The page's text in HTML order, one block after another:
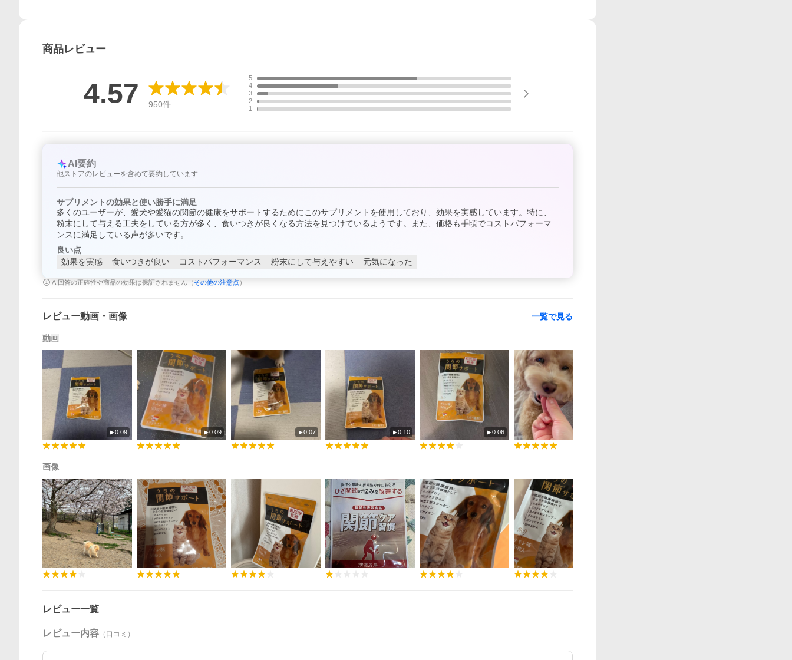
商品レビュー
4.57 950件
5
4
3
2
1
AI要約
他ストアのレビューを含めて要約しています
サプリメントの効果と使い勝手に満足
多くのユーザーが、愛犬や愛猫の関節の健康をサポートするためにこのサプリメントを使用しており、効果を実感しています。特に、
粉末にして与える工夫をしている方が多く、食いつきが良くなる方法を見つけているようです。また、価格も手頃でコストパフォーマ
ンスに満足している声が多いです。
良い点
効果を実感
食いつきが良い コストパフォーマンス 粉末にして与えやすい 元気になった
AI回答の正確性や商品の効果は保証されません（ その他の注意点 ）
レビュー動画・画像 一覧で見る
動画
0:09 0:09 0:07 0:10 0:06
画像
レビュー一覧
レビュー内容 （口コミ）